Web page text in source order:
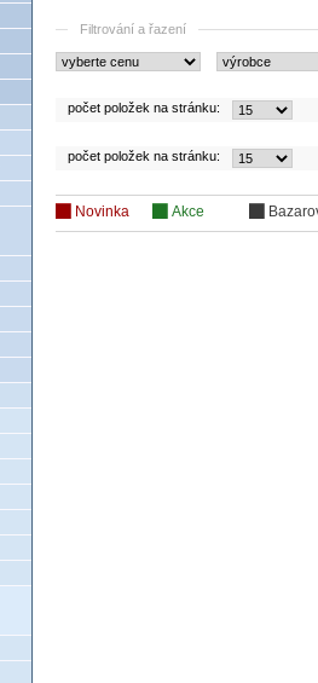
Filtrování a řazení
počet položek na stránku:
počet položek na stránku:
Novinka Akce